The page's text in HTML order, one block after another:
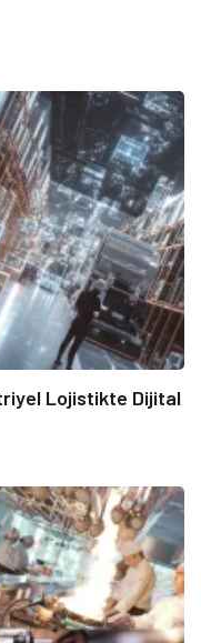
Lojistikte Dijital